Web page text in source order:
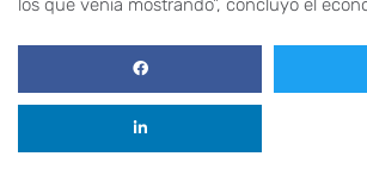
los que venía mostrando”, concluyó el